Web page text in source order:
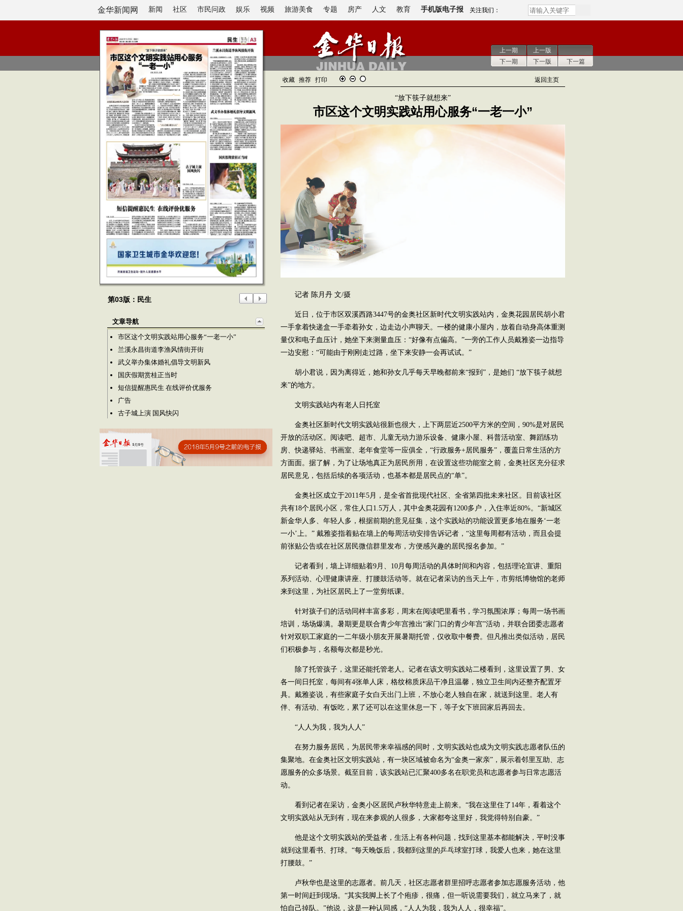
金华新闻网 新闻 社区 市民问政 娱乐 视频 旅游美食 专题 房产 人文 教育 手机版电子报 关注我们：
上一期
下一期
上一版
下一版
下一篇
第03版：民生
文章导航
市区这个文明实践站用心服务“一老一小”
兰溪永昌街道李渔风情街开街
武义举办集体婚礼倡导文明新风
国庆假期赏桂正当时
短信提醒惠民生 在线评价优服务
广告
古子城上演 国风快闪
收藏 推荐 打印 返回主页
“放下筷子就想来”
市区这个文明实践站用心服务“一老一小”
记者 陈月丹 文/摄
近日，位于市区双溪西路3447号的金奥社区新时代文明实践站内，金奥花园居民胡小君
一手拿着快递盒一手牵着孙女，边走边小声聊天。一楼的健康小屋内，放着自动身高体重测
量仪和电子血压计，她坐下来测量血压：“好像有点偏高。”一旁的工作人员戴雅姿一边指导
一边安慰：“可能由于刚刚走过路，坐下来安静一会再试试。”
胡小君说，因为离得近，她和孙女几乎每天早晚都前来“报到”，是她们 “放下筷子就想
来”的地方。
文明实践站内有老人日托室
金奥社区新时代文明实践站很新也很大，上下两层近2500平方米的空间，90%是对居民
开放的活动区。阅读吧、超市、儿童无动力游乐设备、健康小屋、科普活动室、舞蹈练功
房、快递驿站、书画室、老年食堂等一应俱全，“行政服务+居民服务”，覆盖日常生活的方
方面面。据了解，为了让场地真正为居民所用，在设置这些功能室之前，金奥社区充分征求
居民意见，包括后续的各项活动，也基本都是居民点的“单”。
金奥社区成立于2011年5月，是全省首批现代社区、全省第四批未来社区。目前该社区
共有18个居民小区，常住人口1.5万人，其中金奥花园有1200多户，入住率近80%。“新城区
新金华人多、年轻人多，根据前期的意见征集，这个实践站的功能设置更多地在服务‘一老
一小’上。” 戴雅姿指着贴在墙上的每周活动安排告诉记者，“这里每周都有活动，而且会提
前张贴公告或在社区居民微信群里发布，方便感兴趣的居民报名参加。”
记者看到，墙上详细贴着9月、10月每周活动的具体时间和内容，包括理论宣讲、重阳
系列活动、心理健康讲座、打腰鼓活动等。就在记者采访的当天上午，市剪纸博物馆的老师
来到这里，为社区居民上了一堂剪纸课。
针对孩子们的活动同样丰富多彩，周末在阅读吧里看书，学习氛围浓厚；每周一场书画
培训，场场爆满。暑期更是联合青少年宫推出“家门口的青少年宫”活动，并联合团委志愿者
针对双职工家庭的一二年级小朋友开展暑期托管，仅收取中餐费。但凡推出类似活动，居民
们积极参与，名额每次都是秒光。
除了托管孩子，这里还能托管老人。记者在该文明实践站二楼看到，这里设置了男、女
各一间日托室，每间有4张单人床，格纹棉质床品干净且温馨，独立卫生间内还整齐配置牙
具。戴雅姿说，有些家庭子女白天出门上班，不放心老人独自在家，就送到这里。老人有
伴、有活动、有饭吃，累了还可以在这里休息一下，等子女下班回家后再回去。
“人人为我，我为人人”
在努力服务居民，为居民带来幸福感的同时，文明实践站也成为文明实践志愿者队伍的
集聚地。在金奥社区文明实践站，有一块区域被命名为“金奥一家亲”，展示着邻里互助、志
愿服务的众多场景。截至目前，该实践站已汇聚400多名在职党员和志愿者参与日常志愿活
动。
看到记者在采访，金奥小区居民卢秋华特意走上前来。“我在这里住了14年，看着这个
文明实践站从无到有，现在来参观的人很多，大家都夸这里好，我觉得特别自豪。”
他是这个文明实践站的受益者，生活上有各种问题，找到这里基本都能解决，平时没事
就到这里看书、打球。“每天晚饭后，我都到这里的乒乓球室打球，我爱人也来，她在这里
打腰鼓。”
卢秋华也是这里的志愿者。前几天，社区志愿者群里招呼志愿者参加志愿服务活动，他
第一时间赶到现场。“其实我脚上长了个疱疹，很痛，但一听说需要我们，就立马来了，就
怕自己掉队。”他说，这是一种认同感，“人人为我，我为人人，很幸福”。